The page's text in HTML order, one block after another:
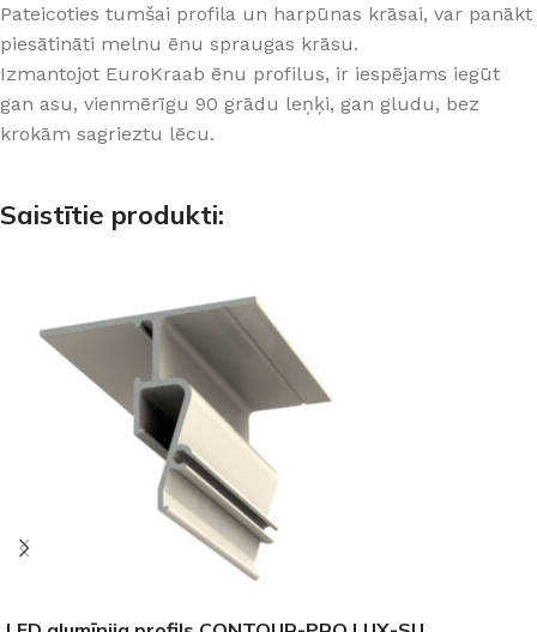
Pateicoties tumšai profila un harpūnas krāsai, var panākt
piesātināti melnu ēnu spraugas krāsu.
Izmantojot EuroKraab ēnu profilus, ir iespējams iegūt
gan asu, vienmērīgu 90 grādu leņķi, gan gludu, bez
krokām sagrieztu lēcu.
Saistītie produkti: